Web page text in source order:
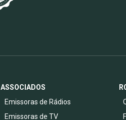
ASSOCIADOS
Emissoras de Rádios
Emissoras de TV